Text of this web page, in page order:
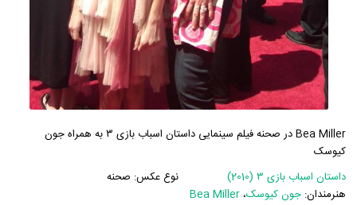
Bea Miller در صحنه فیلم سینمایی داستان اسباب بازی ۳ به همراه جون
کیوسک
داستان اسباب بازی ۳ (2010)
نوع عکس: صحنه
هنرمندان:جون کیوسک،Bea Miller